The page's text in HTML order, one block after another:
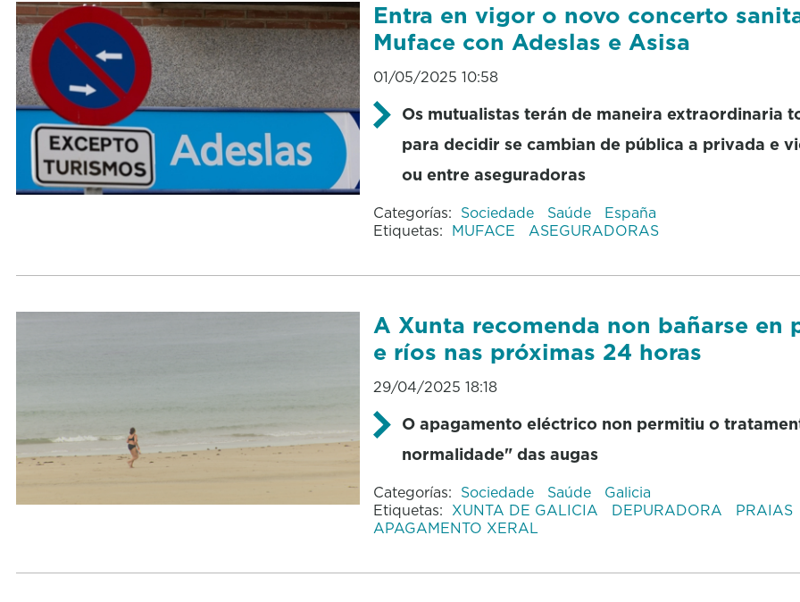
Entra en vigor o novo concerto
Muface con Adeslas e Asisa
01/05/2025 10:58
Os mutualistas terán de maneira extraordinaria
para decidir se cambian de pública a privada e
ou entre aseguradoras
Categorías: Sociedade Saúde
España
Etiquetas: MUFACE ASEGURADORAS
A Xunta recomenda non bañarse en
e ríos nas próximas 24 horas
29/04/2025 18:18
O apagamento eléctrico non permitiu o
normalidade" das augas
Categorías: Sociedade Saúde
Galicia
Etiquetas: XUNTA DE GALICIA DEPURADORA
PRAIAS
APAGAMENTO XERAL